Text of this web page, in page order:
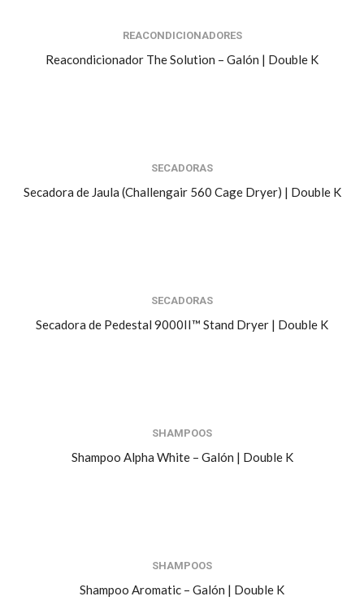
REACONDICIONADORES
Reacondicionador The Solution – Galón | Double K
SECADORAS
Secadora de Jaula (Challengair 560 Cage Dryer) | Double K
SECADORAS
Secadora de Pedestal 9000II™ Stand Dryer | Double K
SHAMPOOS
Shampoo Alpha White – Galón | Double K
SHAMPOOS
Shampoo Aromatic – Galón | Double K